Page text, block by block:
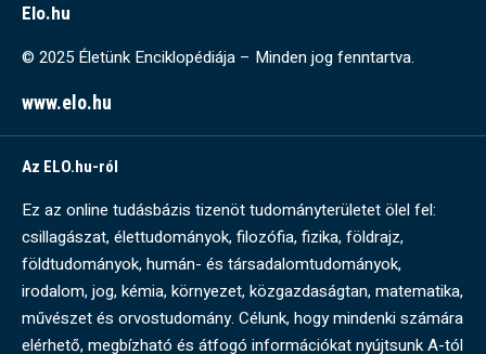
Elo.hu
© 2025 Életünk Enciklopédiája – Minden jog fenntartva.
www.elo.hu
Az ELO.hu-ról
Ez az online tudásbázis tizenöt tudományterületet ölel fel:
csillagászat, élettudományok, filozófia, fizika, földrajz,
földtudományok, humán- és társadalomtudományok,
irodalom, jog, kémia, környezet, közgazdaságtan, matematika,
művészet és orvostudomány. Célunk, hogy mindenki számára
elérhető, megbízható és átfogó információkat nyújtsunk A-tól